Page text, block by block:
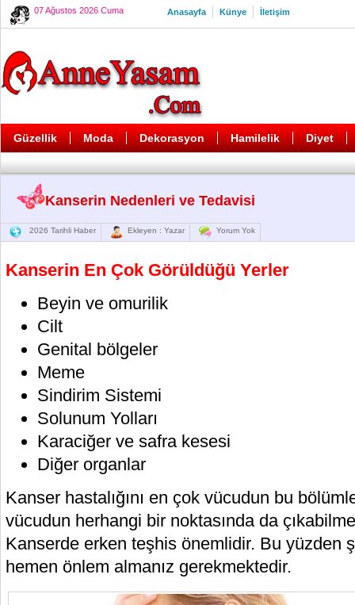
07 Ağustos 2026 Cuma Anasayfa Künye İletişim
Güzellik Moda Dekorasyon Hamilelik Diyet
Kanserin Nedenleri ve Tedavisi
2026 Tarihli Haber Ekleyen : Yazar Yorum Yok
Kanserin En Çok Görüldüğü Yerler
Beyin ve omurilik
Cilt
Genital bölgeler
Meme
Sindirim Sistemi
Solunum Yolları
Karaciğer ve safra kesesi
Diğer organlar
Kanser hastalığını en çok vücudun bu
vücudun herhangi bir noktasında da
Kanserde erken teşhis önemlidir. Bu yüzden
hemen önlem almanız gerekmektedir.